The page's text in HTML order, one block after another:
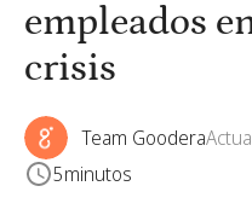
empleados
crisis
Team Goodera
5minutos